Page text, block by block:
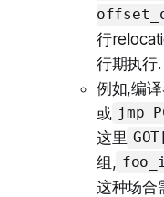
行
行期执行.
例如,编
或 jmp
这里
组,
这种场合